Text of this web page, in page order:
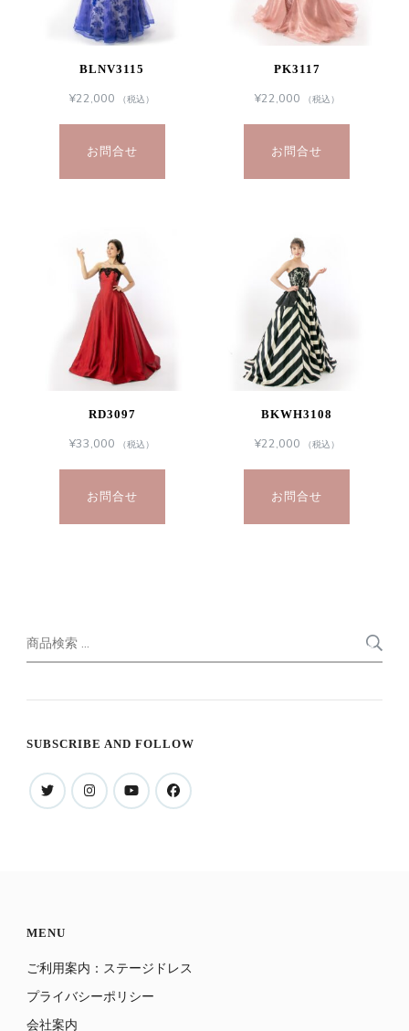
BLNV3115
¥22,000 （税込）
お問合せ
PK3117
¥22,000 （税込）
お問合せ
RD3097
¥33,000 （税込）
お問合せ
BKWH3108
¥22,000 （税込）
お問合せ
検
索
索
SUBSCRIBE AND FOLLOW
MENU
ご利用案内：ステージドレス
プライバシーポリシー
会社案内